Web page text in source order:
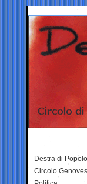
Destra di
Circolo